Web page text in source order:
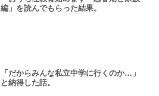
編」を読んでもらった結果。
「だからみんな私立中学に行くのか…」
と納得した話。